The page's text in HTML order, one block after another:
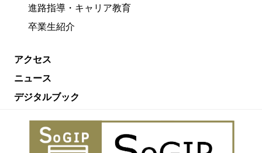
進路指導・キャリア教育
卒業生紹介
アクセス
ニュース
デジタルブック